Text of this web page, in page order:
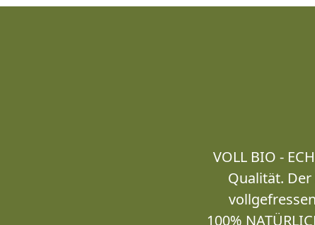
VOLL BIO -
Qualität.
100%